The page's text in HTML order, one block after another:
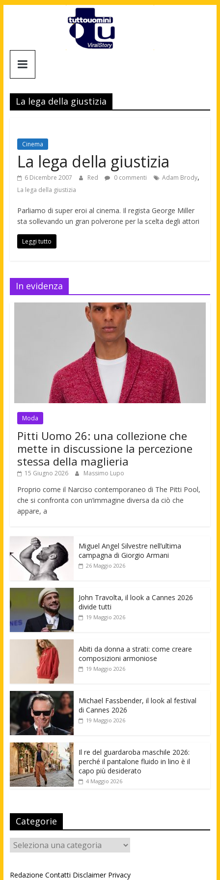
Tuttouomini
Tv,
Cinema,
news
moda
maschile
La lega della giustizia
Cinema
La lega della giustizia
6 Dicembre 2007 Red 0 commenti Adam Brody,
La lega della giustizia
Parliamo di super eroi al cinema. Il regista George Miller
sta sollevando un gran polverone per la scelta degli attori
Leggi tutto
In evidenza
Moda
Pitti Uomo 26: una collezione che
mette in discussione la percezione
stessa della maglieria
15 Giugno 2026 Massimo Lupo
Proprio come il Narciso contemporaneo di The Pitti Pool,
che si confronta con un’immagine diversa da ciò che
appare, a
Miguel Angel Silvestre nell’ultima
campagna di Giorgio Armani
26 Maggio 2026
John Travolta, il look a Cannes 2026
divide tutti
19 Maggio 2026
Abiti da donna a strati: come creare
composizioni armoniose
19 Maggio 2026
Michael Fassbender, il look al festival
di Cannes 2026
19 Maggio 2026
Il re del guardaroba maschile 2026:
perché il pantalone fluido in lino è il
capo più desiderato
4 Maggio 2026
Categorie
Categorie
Redazione Contatti Disclaimer Privacy